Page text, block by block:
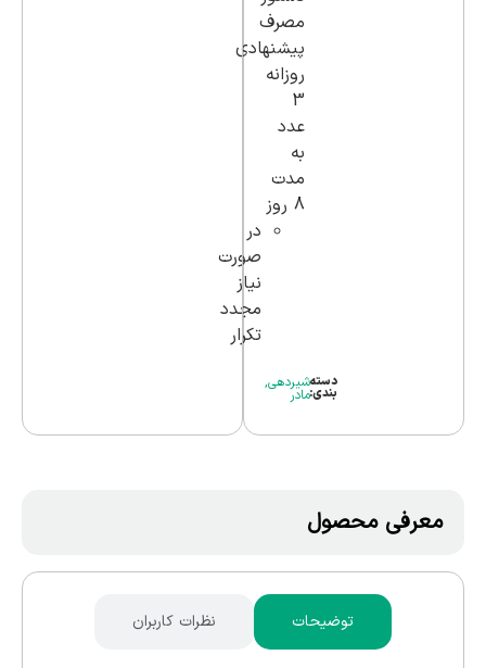
مصرف
پیشنهادی
روزانه
3
عدد
به
مدت
8 روز
در
صورت
نیاز
مجدد
تکرار
شیردهی,
مادر
دسته
بندی:
معرفی محصول
توضیحات نظرات کاربران